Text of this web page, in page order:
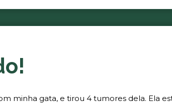
minha gata, e tirou 4 tumores dela. Ela